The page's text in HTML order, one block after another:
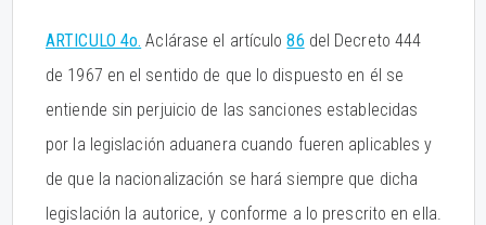
ARTICULO 4o. Aclárase el artículo86 del Decreto 444
de 1967 en el sentido de que lo dispuesto en él se
entiende sin perjuicio de las sanciones establecidas
por la legislación aduanera cuando fueren aplicables y
de que la nacionalización se hará siempre que dicha
legislación la autorice, y conforme a lo prescrito en ella.